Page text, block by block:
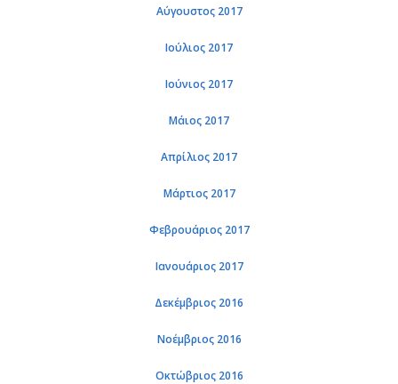
Αύγουστος 2017
Ιούλιος 2017
Ιούνιος 2017
Μάιος 2017
Απρίλιος 2017
Μάρτιος 2017
Φεβρουάριος 2017
Ιανουάριος 2017
Δεκέμβριος 2016
Νοέμβριος 2016
Οκτώβριος 2016